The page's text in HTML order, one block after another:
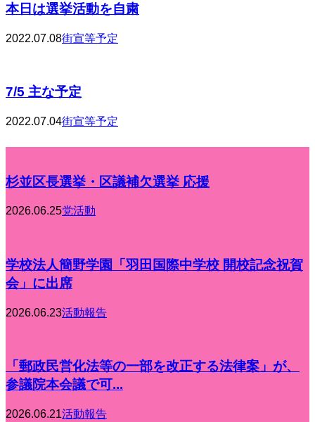
本日は選挙活動を自粛
2022.07.08街宣等予定
7/5 主な予定
2022.07.04街宣等予定
杉並区長選挙・区議補欠選挙 応援
2026.06.25党活動
学校法人簡野学園「羽田国際中学校 開校記念祝賀
会」に出席
2026.06.23活動報告
「郵政民営化法等の一部を改正する法律案」が、
参議院本会議で可...
2026.06.21活動報告